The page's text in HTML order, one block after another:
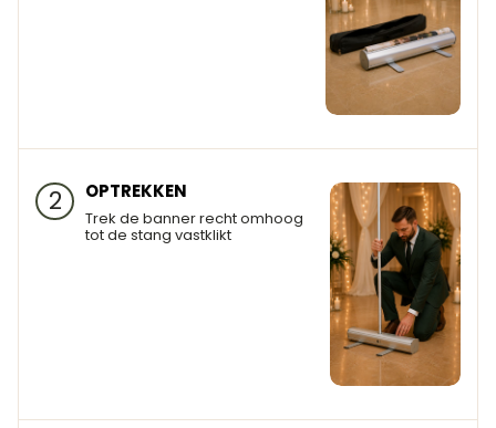
2 OPTREKKEN
Trek de banner recht omhoog
tot de stang vastklikt